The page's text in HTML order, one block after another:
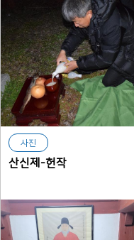
사진
산신제-헌작